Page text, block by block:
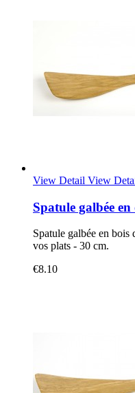
View Detail View
Spatule galbée
Spatule galbée en
vos plats - 30 cm.
€8.10